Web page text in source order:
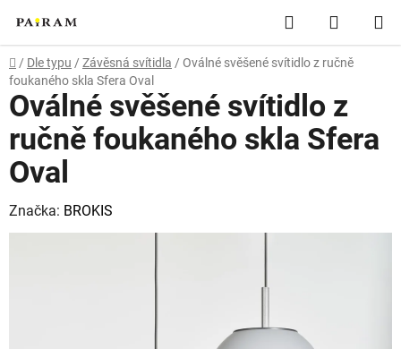
obsah
Hledat
KOŠÍK
Domů
/ Dle typu / Závěsná svítidla / Oválné svěšené svítidlo z ručně
foukaného skla Sfera Oval
Oválné svěšené svítidlo z
ručně foukaného skla Sfera
Oval
Značka: BROKIS